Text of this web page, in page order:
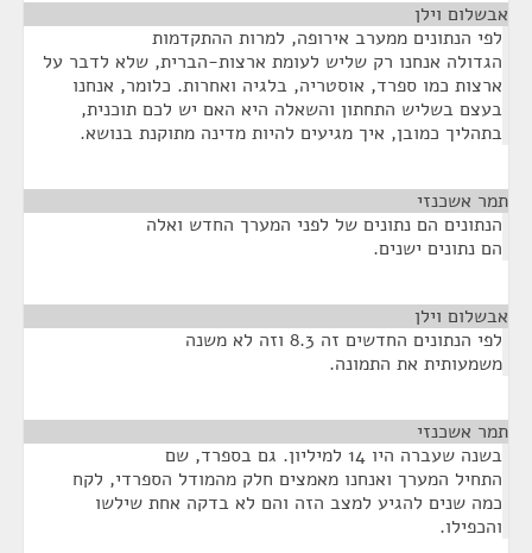
אבשלום וילן
לפי הנתונים ממערב אירופה, למרות ההתקדמות
הגדולה אנחנו רק שליש לעומת ארצות-הברית, שלא לדבר על
ארצות כמו ספרד, אוסטריה, בלגיה ואחרות. כלומר, אנחנו
בעצם בשליש התחתון והשאלה היא האם יש לכם תוכנית,
בתהליך כמובן, איך מגיעים להיות מדינה מתוקנת בנושא.
תמר אשכנזי
הנתונים הם נתונים של לפני המערך החדש ואלה
הם נתונים ישנים.
אבשלום וילן
לפי הנתונים החדשים זה 8.3 וזה לא משנה
משמעותית את התמונה.
תמר אשכנזי
בשנה שעברה היו 14 למיליון. גם בספרד, שם
התחיל המערך ואנחנו מאמצים חלק מהמודל הספרדי, לקח
כמה שנים להגיע למצב הזה והם לא בדקה אחת שילשו
והכפילו.